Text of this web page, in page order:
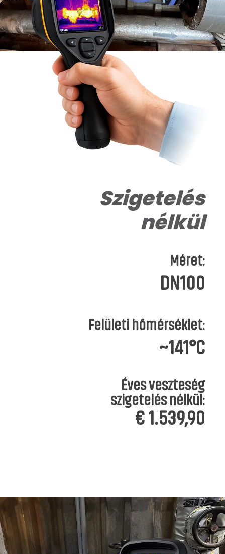
Szigetelés
nélkül
Méret:
DN100
Felületi hőmérséklet:
~141°C
Éves veszteség
szigetelés nélkül:
€ 1.539,90